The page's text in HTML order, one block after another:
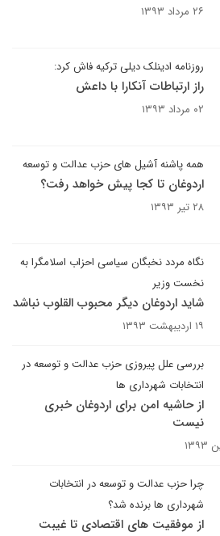
۲۶ مرداد ۱۳۹۳
روزنامه ادینلک دیلی ترکیه فاش کرد:
راز ارتباطات آنکارا با داعش
۰۲ مرداد ۱۳۹۳
همه پاشنه آشیل های حزب عدالت و توسعه
اردوغان تا کجا پیش خواهد رفت؟
۲۸ تیر ۱۳۹۳
نگاه مردد نخبگان سیاسی احزاب اسلامگرا به
نخست وزیر
شاید اردوغان دیگر محبوب القلوب نباشد
۱۹ اردیبهشت ۱۳۹۳
بررسی علل پیروزی حزب عدالت و توسعه در
انتخابات شهرداری ها
از حاشیه امن برای اردوغان خبری
نیست
چرا حزب عدالت و توسعه در انتخابات
شهرداری ها برنده شد؟
از موفقیت های اقتصادی تا غیبت